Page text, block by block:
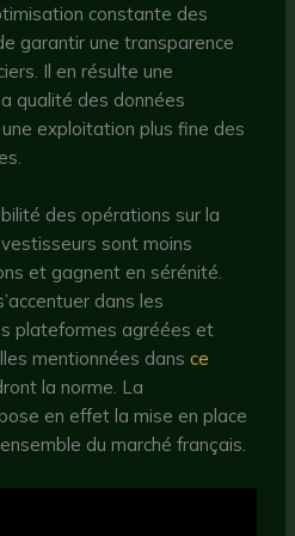
constante des
garantir une transparence
Il en résulte une
qualité des données
exploitation plus fine des
des opérations sur la
sont moins
et gagnent en sérénité.
dans les
plateformes agréées et
mentionnées dansce
la norme. La
en effet la mise en place
du marché français.